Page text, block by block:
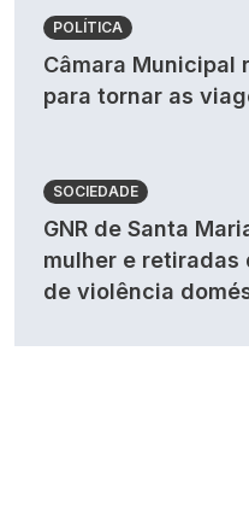
POLÍTICA
Câmara Municipal
para tornar as
SOCIEDADE
GNR de Santa
mulher e
de violência